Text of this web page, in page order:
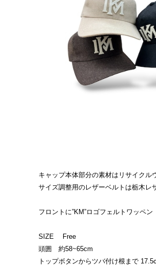
キャップ本体部分の素材はリサイクル
サイズ調整用のレザーベルトは栃木レ
フロントに”KM”ロゴフェルトワッペン
SIZE Free
頭囲 約58~65cm
トップボタンからツバ付け根まで